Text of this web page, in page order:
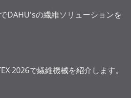
DAHU'sの繊維ソリューションを
2026で繊維機械を紹介します。